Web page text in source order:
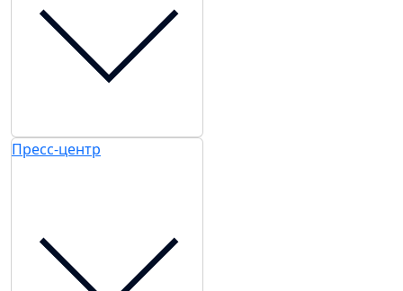
Пресс-центр